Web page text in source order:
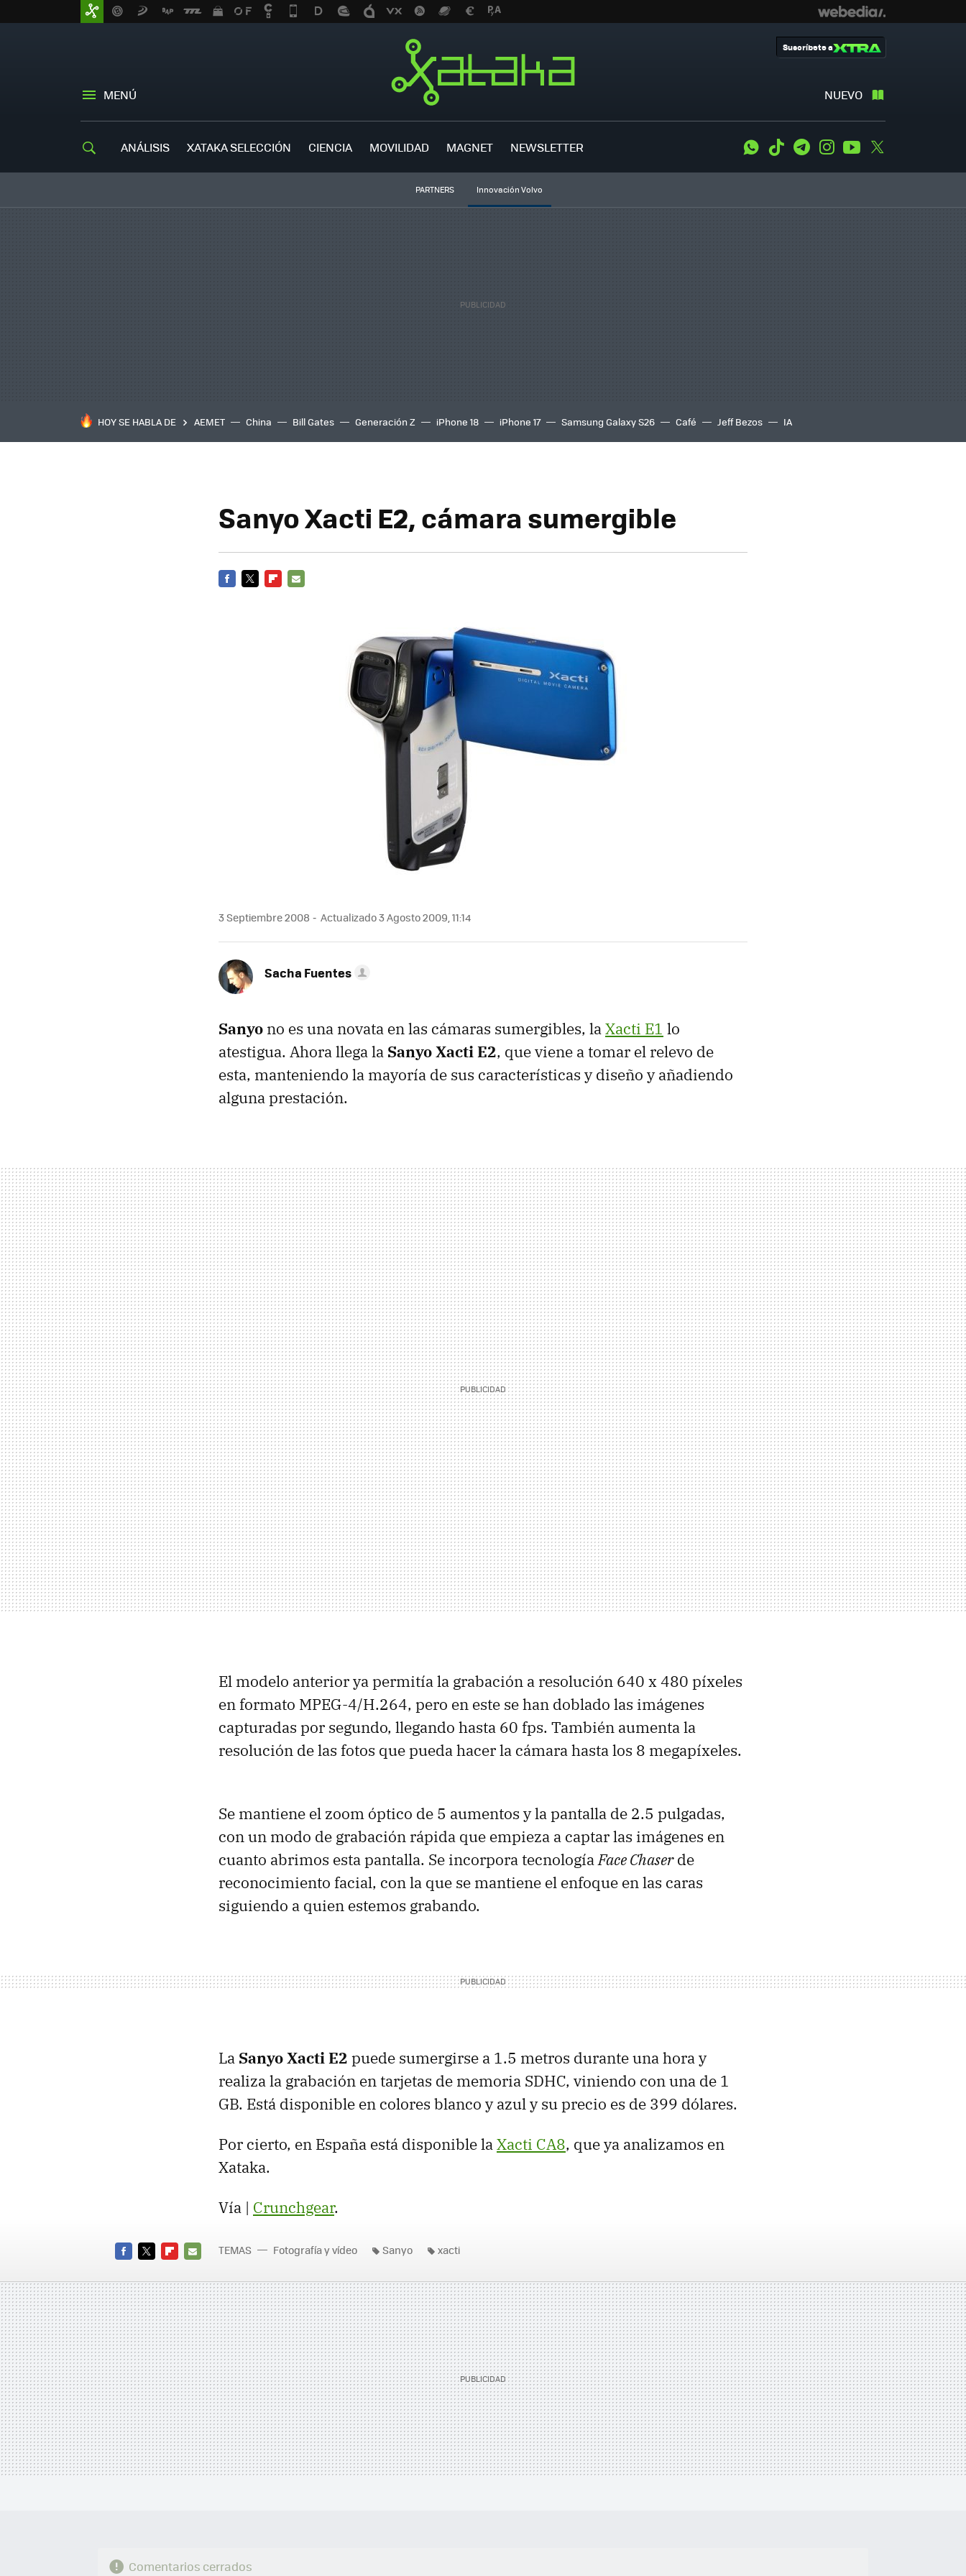
MENÚ NUEVO
Suscríbete a
ANÁLISIS XATAKA SELECCIÓN CIENCIA MOVILIDAD MAGNET NEWSLETTER WhatsApp
Tiktok TelegramInstagramYoutube
PARTNERS Innovación Volvo
HOY SE HABLA DE AEMET China Bill Gates Generación Z iPhone 18 iPhone 17 Samsung Galaxy S26 Café Jeff Bezos IA
Sanyo Xacti E2, cámara sumergible
3 Septiembre 2008 Actualizado 3 Agosto 2009, 11:14
Sacha Fuentes
Sanyo no es una novata en las cámaras sumergibles, laXacti E1 lo
atestigua. Ahora llega la Sanyo Xacti E2, que viene a tomar el relevo de
esta, manteniendo la mayoría de sus características y diseño y añadiendo
alguna prestación.
El modelo anterior ya permitía la grabación a resolución 640 x 480 píxeles
en formato MPEG-4/H.264, pero en este se han doblado las imágenes
capturadas por segundo, llegando hasta 60 fps. También aumenta la
resolución de las fotos que pueda hacer la cámara hasta los 8 megapíxeles.
Se mantiene el zoom óptico de 5 aumentos y la pantalla de 2.5 pulgadas,
con un modo de grabación rápida que empieza a captar las imágenes en
cuanto abrimos esta pantalla. Se incorpora tecnologíaFace Chaserde
reconocimiento facial, con la que se mantiene el enfoque en las caras
siguiendo a quien estemos grabando.
La Sanyo Xacti E2 puede sumergirse a 1.5 metros durante una hora y
realiza la grabación en tarjetas de memoria SDHC, viniendo con una de 1
GB. Está disponible en colores blanco y azul y su precio es de 399 dólares.
Por cierto, en España está disponible laXacti CA8, que ya analizamos en
Xataka.
Vía | Crunchgear.
MAIL
TEMAS Fotografía y vídeo Sanyo xacti
Comentarios cerrados